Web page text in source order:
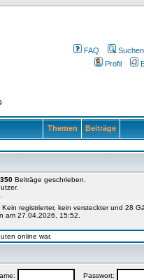
FAQ
Suchen
Profil
Themen Beiträge
350 Beiträge geschrieben.
Kein registrierter, kein versteckter und 28
am 27.04.2026, 15:52.
online war.
Passwort: